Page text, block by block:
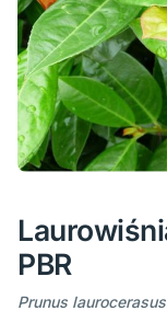
PBR
Prunus